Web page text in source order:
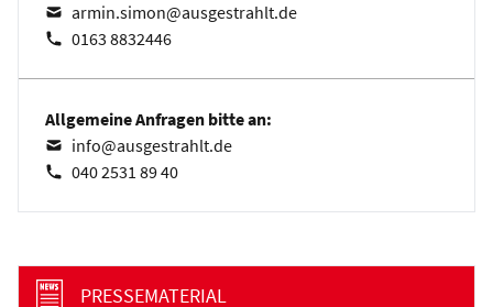
armin.simon@ausgestrahlt.de
0163 8832446
Allgemeine Anfragen bitte an:
info@ausgestrahlt.de
040 2531 89 40
PRESSEMATERIAL